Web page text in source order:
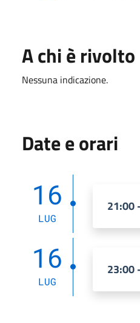
A chi è rivolto
Nessuna indicazione.
Date e orari
16
LUG
21:00
16
LUG
23:00